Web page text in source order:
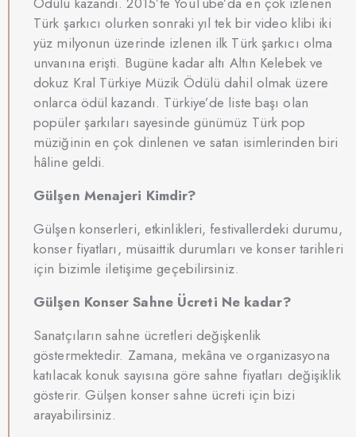
Türk şarkıcı olurken sonraki yıl tek bir video klibi iki
yüz milyonun üzerinde izlenen ilk Türk şarkıcı olma
unvanına erişti. Bugüne kadar altı Altın Kelebek ve
dokuz Kral Türkiye Müzik Ödülü dahil olmak üzere
onlarca ödül kazandı. Türkiye’de liste başı olan
popüler şarkıları sayesinde günümüz Türk pop
müziğinin en çok dinlenen ve satan isimlerinden biri
hâline geldi.
Gülşen Menajeri Kimdir?
Gülşen konserleri, etkinlikleri, festivallerdeki durumu,
konser fiyatları, müsaittik durumları ve konser tarihleri
için bizimle iletişime geçebilirsiniz.
Gülşen Konser Sahne Ücreti Ne kadar?
Sanatçıların sahne ücretleri değişkenlik
göstermektedir. Zamana, mekâna ve organizasyona
katılacak konuk sayısına göre sahne fiyatları değişiklik
gösterir. Gülşen konser sahne ücreti için bizi
arayabilirsiniz.